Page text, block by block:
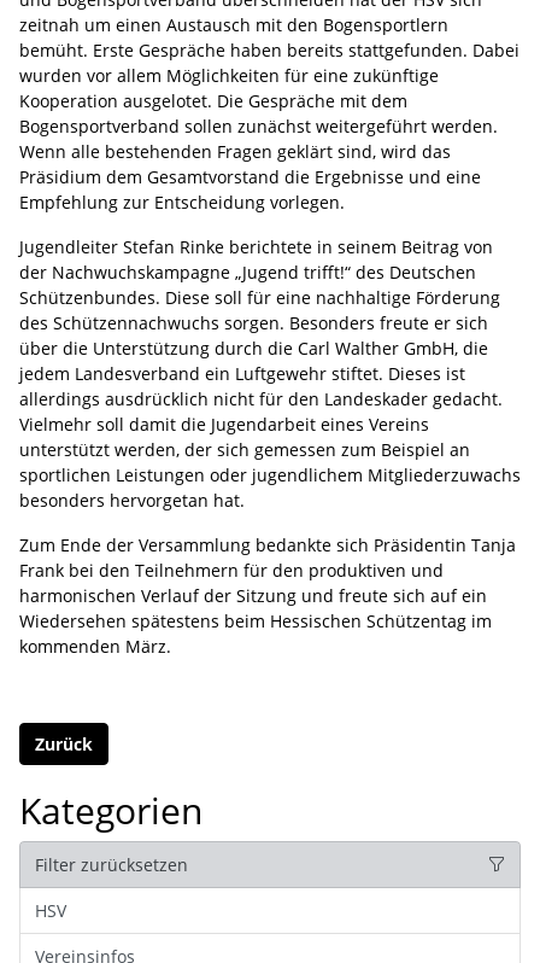
zeitnah um einen Austausch mit den Bogensportlern
bemüht. Erste Gespräche haben bereits stattgefunden. Dabei
wurden vor allem Möglichkeiten für eine zukünftige
Kooperation ausgelotet. Die Gespräche mit dem
Bogensportverband sollen zunächst weitergeführt werden.
Wenn alle bestehenden Fragen geklärt sind, wird das
Präsidium dem Gesamtvorstand die Ergebnisse und eine
Empfehlung zur Entscheidung vorlegen.
Jugendleiter Stefan Rinke berichtete in seinem Beitrag von
der Nachwuchskampagne „Jugend trifft!“ des Deutschen
Schützenbundes. Diese soll für eine nachhaltige Förderung
des Schützennachwuchs sorgen. Besonders freute er sich
über die Unterstützung durch die Carl Walther GmbH, die
jedem Landesverband ein Luftgewehr stiftet. Dieses ist
allerdings ausdrücklich nicht für den Landeskader gedacht.
Vielmehr soll damit die Jugendarbeit eines Vereins
unterstützt werden, der sich gemessen zum Beispiel an
sportlichen Leistungen oder jugendlichem Mitgliederzuwachs
besonders hervorgetan hat.
Zum Ende der Versammlung bedankte sich Präsidentin Tanja
Frank bei den Teilnehmern für den produktiven und
harmonischen Verlauf der Sitzung und freute sich auf ein
Wiedersehen spätestens beim Hessischen Schützentag im
kommenden März.
Zurück
Kategorien
Filter zurücksetzen
HSV
Vereinsinfos